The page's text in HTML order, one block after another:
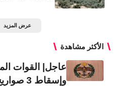
عرض المزيد
الأكثر مشاهدة
عاجل| القوات
وإسقاط